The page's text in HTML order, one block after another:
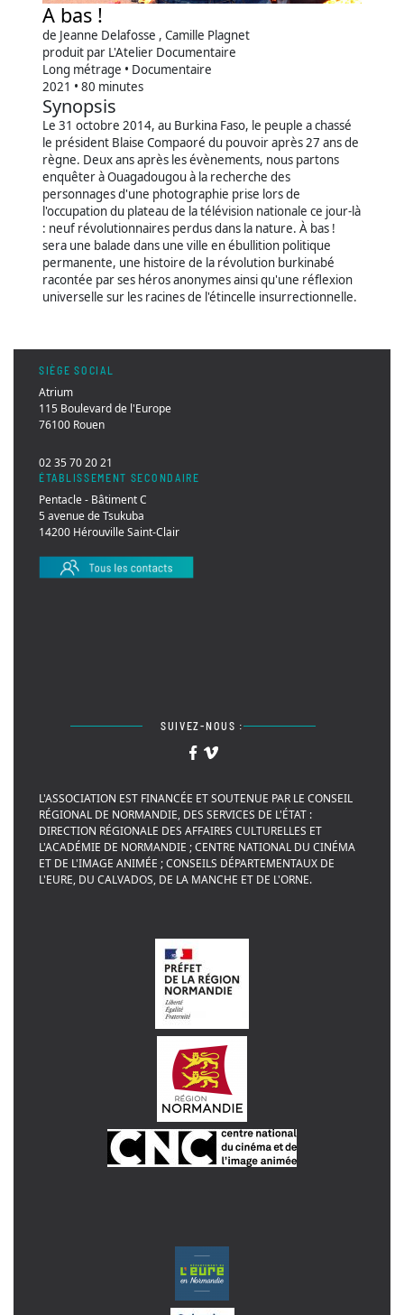
A bas !
de Jeanne Delafosse , Camille Plagnet
produit par L'Atelier Documentaire
Long métrage • Documentaire
2021 • 80 minutes
Synopsis
Le 31 octobre 2014, au Burkina Faso, le peuple a chassé
le président Blaise Compaoré du pouvoir après 27 ans de
règne. Deux ans après les évènements, nous partons
enquêter à Ouagadougou à la recherche des
personnages d'une photographie prise lors de
l'occupation du plateau de la télévision nationale ce jour-là
: neuf révolutionnaires perdus dans la nature. À bas !
sera une balade dans une ville en ébullition politique
permanente, une histoire de la révolution burkinabé
racontée par ses héros anonymes ainsi qu'une réflexion
universelle sur les racines de l'étincelle insurrectionnelle.
SIÈGE SOCIAL
Atrium
115 Boulevard de l'Europe
76100 Rouen
02 35 70 20 21
ÉTABLISSEMENT SECONDAIRE
Pentacle - Bâtiment C
5 avenue de Tsukuba
14200 Hérouville Saint-Clair
SUIVEZ-NOUS :
L'ASSOCIATION EST FINANCÉE ET SOUTENUE PAR LE CONSEIL
RÉGIONAL DE NORMANDIE, DES SERVICES DE L'ÉTAT :
DIRECTION RÉGIONALE DES AFFAIRES CULTURELLES ET
L'ACADÉMIE DE NORMANDIE ; CENTRE NATIONAL DU CINÉMA
ET DE L'IMAGE ANIMÉE ; CONSEILS DÉPARTEMENTAUX DE
L'EURE, DU CALVADOS, DE LA MANCHE ET DE L'ORNE.